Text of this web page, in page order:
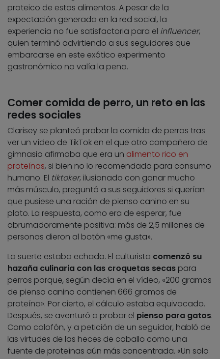
proteico de estos alimentos. A pesar de la
expectación generada en la red social, la
experiencia no fue satisfactoria para el influencer,
quien terminó advirtiendo a sus seguidores que
embarcarse en este exótico experimento
gastronómico no valía la pena.
Comer comida de perro, un reto en las
redes sociales
Clarisey se planteó probar la comida de perros tras
ver un vídeo de TikTok en el que otro compañero de
gimnasio afirmaba que era un alimento rico en
proteínas, si bien no lo recomendada para consumo
humano. El tiktoker, ilusionado con ganar mucho
más músculo, preguntó a sus seguidores si querían
que pusiese una ración de pienso canino en su
plato. La respuesta, como era de esperar, fue
abrumadoramente positiva: más de 2,5 millones de
personas dieron al botón «me gusta».
La suerte estaba echada. El culturista comenzó su
hazaña culinaria con las croquetas secas para
perros porque, según decía en el vídeo, «200 gramos
de pienso canino contienen 666 gramos de
proteína». Por cierto, el cálculo estaba equivocado.
Después, se aventuró a probar el pienso para gatos.
Como colofón, y a petición de un seguidor, habló de
las virtudes de las heces de caballo como una
fuente de proteínas aún más concentrada. «Un solo